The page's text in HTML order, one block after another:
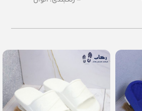
– جنس: Airblowing